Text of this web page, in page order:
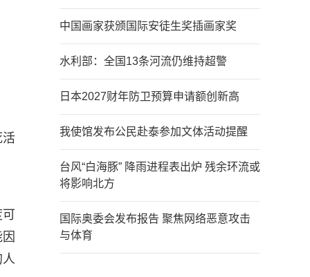
活
中国画家获颁国际安徒生奖插画家奖
水利部：全国13条河流仍维持超警
日本2027财年防卫预算申请额创新高
我使馆发布公民赴泰参加文体活动提醒
台风“白海豚” 降雨进程表出炉 残余环流或
将影响北方
国际奥委会发布报告 聚焦网络恶意攻击
与体育